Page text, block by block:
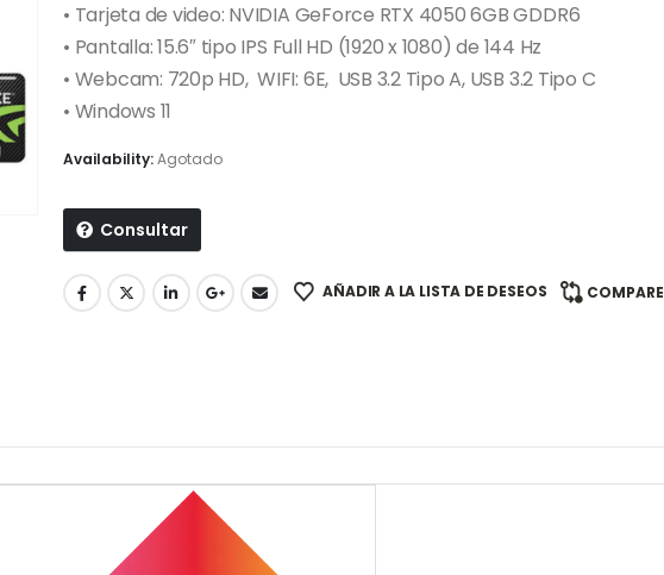
• Tarjeta de video: NVIDIA GeForce RTX 4050 6GB GDDR6
• Pantalla: 15.6″ tipo IPS Full HD (1920 x 1080) de 144 Hz
• Webcam: 720p HD, WIFI: 6E, USB 3.2 Tipo A, USB 3.2 Tipo C
• Windows 11
Availability:Agotado
Consultar
AÑADIR A LA LISTA DE DESEOS COMPARE